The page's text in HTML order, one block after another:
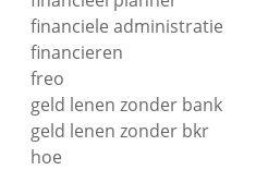
financiele administratie
financieren
freo
geld lenen zonder bank
geld lenen zonder bkr
hoe